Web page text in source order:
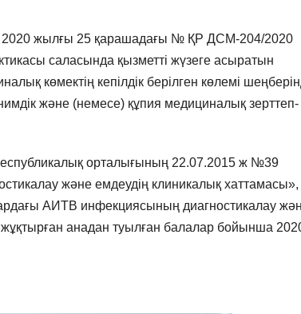
2020 жылғы 25 қарашадағы № ҚР ДСМ-204/2020
саласында қызметті жүзеге асыратын
көмектің кепілдік берілген көлемі
және (немесе) құпия медициналық зерттеп-
орталығының 22.07.2015 ж №39
және емдеудің клиникалық хаттамасы»,
АИТВ инфекциясының диагностикалау
анадан туылған балалар бойынша